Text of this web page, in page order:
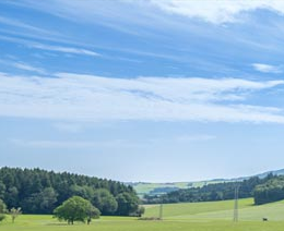
KONTAKT Datenschutzerklärung
und die Sicherheit Ihrer